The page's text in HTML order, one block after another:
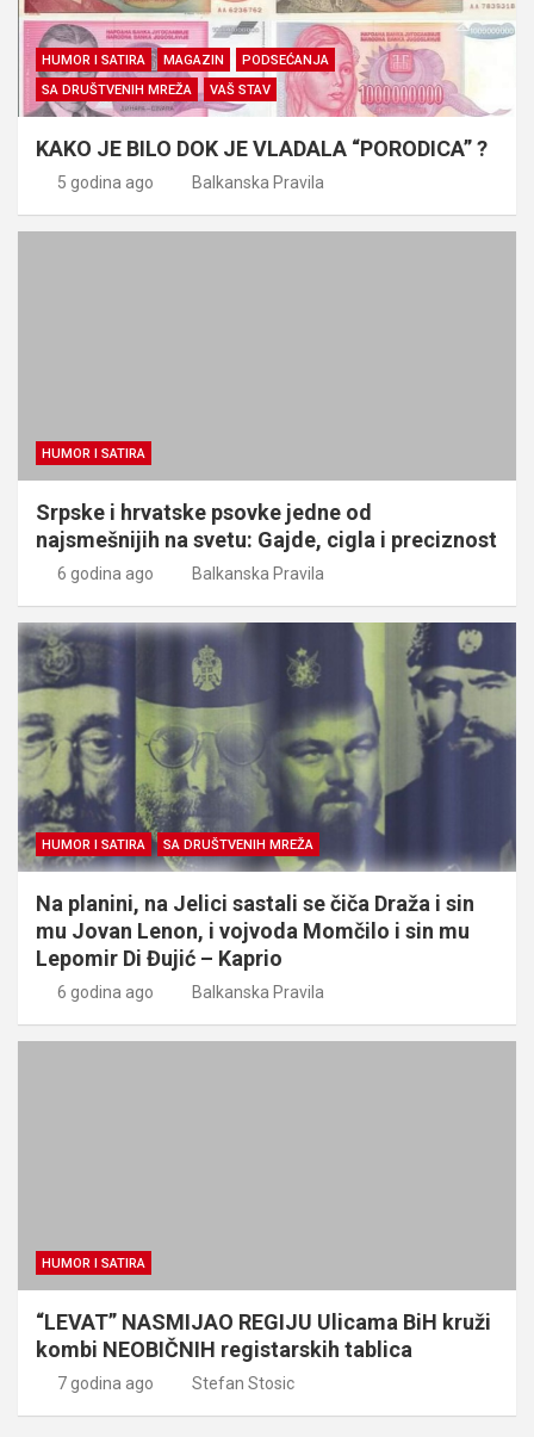
HUMOR I SATIRA MAGAZIN
PODSEĆANJA
SA DRUŠTVENIH MREŽA
VAŠ STAV
KAKO JE BILO DOK JE VLADALA “PORODICA” ?
5 godina ago Balkanska Pravila
HUMOR I SATIRA
Srpske i hrvatske psovke jedne od
najsmešnijih na svetu: Gajde, cigla i preciznost
6 godina ago Balkanska Pravila
HUMOR I SATIRA SA DRUŠTVENIH MREŽA
Na planini, na Jelici sastali se čiča Draža i sin
mu Jovan Lenon, i vojvoda Momčilo i sin mu
Lepomir Di Đujić – Kaprio
6 godina ago Balkanska Pravila
HUMOR I SATIRA
“LEVAT” NASMIJAO REGIJU Ulicama BiH kruži
kombi NEOBIČNIH registarskih tablica
7 godina ago Stefan Stosic